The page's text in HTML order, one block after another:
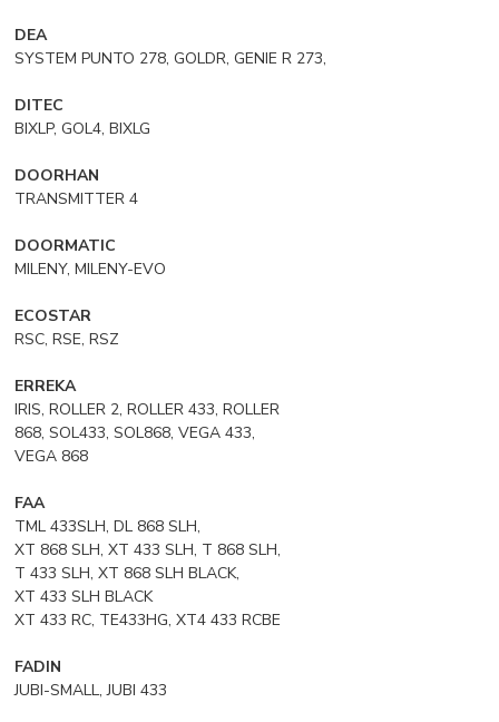
DEA
SYSTEM PUNTO 278, GOLDR, GENIE R 273,
DITEC
BIXLP, GOL4, BIXLG
DOORHAN
TRANSMITTER 4
DOORMATIC
MILENY, MILENY-EVO
ECOSTAR
RSC, RSE, RSZ
ERREKA
IRIS, ROLLER 2, ROLLER 433, ROLLER
868, SOL433, SOL868, VEGA 433,
VEGA 868
FAA
TML 433SLH, DL 868 SLH,
XT 868 SLH, XT 433 SLH, T 868 SLH,
T 433 SLH, XT 868 SLH BLACK,
XT 433 SLH BLACK
XT 433 RC, TE433HG, XT4 433 RCBE
FADIN
JUBI-SMALL, JUBI 433